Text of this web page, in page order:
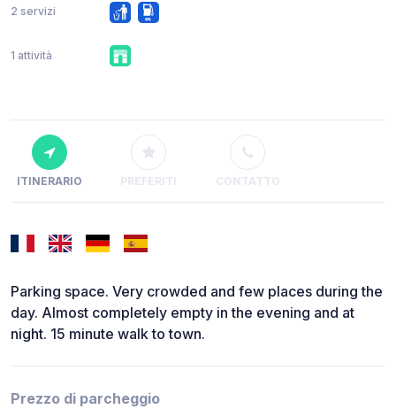
2 servizi
1 attività
ITINERARIO PREFERITI CONTATTO
Parking space. Very crowded and few places during the
day. Almost completely empty in the evening and at
night. 15 minute walk to town.
Prezzo di parcheggio